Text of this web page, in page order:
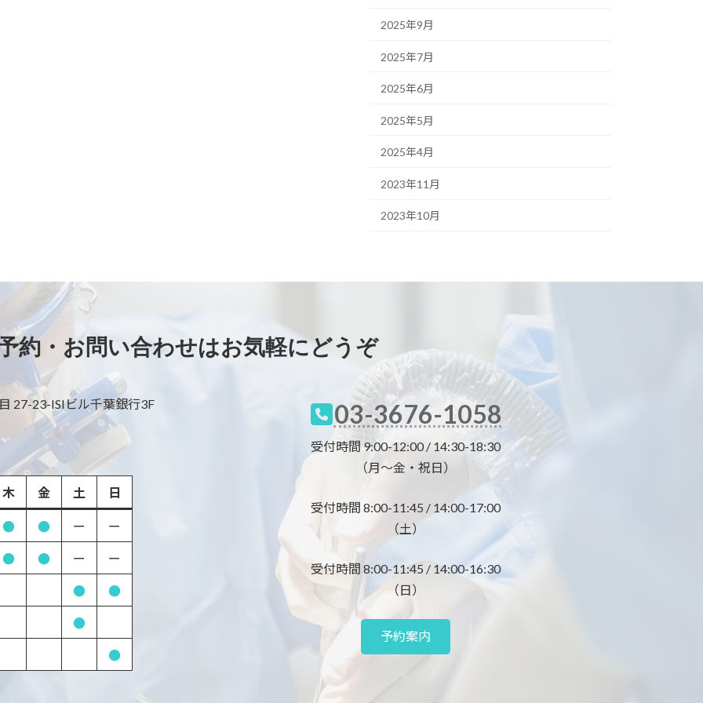
2025年9月
2025年7月
2025年6月
2025年5月
2025年4月
2023年11月
2023年10月
約・お問い合わせはお気軽にどうぞ
27-23-ISIビル千葉銀行3F
木 金 土 日
● ● ー ー
● ● ー ー
● ●
●
●
03-3676-1058
受付時間 9:00-12:00 / 14:30-18:30
（月～金・祝日）
受付時間 8:00-11:45 / 14:00-17:00
（土）
受付時間 8:00-11:45 / 14:00-16:30
（日）
予約案内